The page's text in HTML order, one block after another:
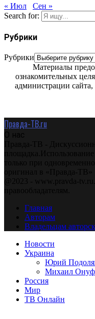
« Июл
Сен »
Search for:
Рубрики
Рубрики
Материалы
ознакомительных
администрации
Правда-ТВ.ru
О нас
Правда-ТВ -
только при
оригинал в «Правда-ТВ»
@2023 - www.pravda-
правообладателям.
Главная
Авторам
Владельцам
Новости
Украина
Юрий
Михаил
Россия
Мир
ТВ Онлайн